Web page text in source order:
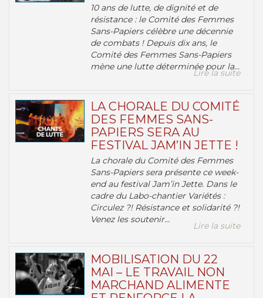
10 ans de lutte, de dignité et de
résistance : le Comité des Femmes
Sans-Papiers célèbre une décennie
de combats ! Depuis dix ans, le
Comité des Femmes Sans-Papiers
mène une lutte déterminée pour la...
Lire la suite
LA CHORALE DU COMITÉ
DES FEMMES SANS-
PAPIERS SERA AU
FESTIVAL JAM’IN JETTE !
La chorale du Comité des Femmes
Sans-Papiers sera présente ce week-
end au festival Jam’in Jette. Dans le
cadre du Labo-chantier Variétés :
Circulez ?! Résistance et solidarité ?!
Venez les soutenir...
Lire la suite
MOBILISATION DU 22
MAI – LE TRAVAIL NON
MARCHAND ALIMENTE